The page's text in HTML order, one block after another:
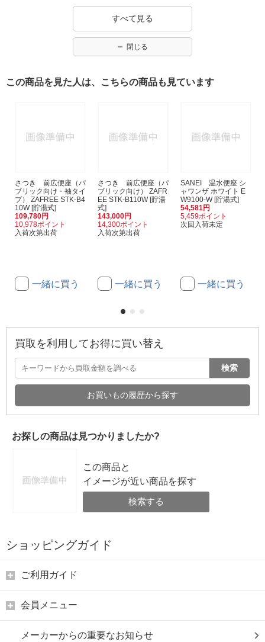
すべて見る
閉じる
この商品を見た人は、こちらの商品も見ています
さつき 前広便座（パ
ブリック向け・袖タイ
プ） ZAFREE STK-B4
10W [貯湯式]
109,780円
10,978ポイント
入荷次第出荷
一緒に買う
さつき 前広便座（パ
ブリック向け） ZAFR
EE STK-B110W [貯湯
式]
143,000円
14,300ポイント
入荷次第出荷
一緒に買う
SANEI 温水便座 シ
ャワンザ ホワイト E
W9100-W [貯湯式]
54,581円
5,459ポイント
次回入荷未定
一緒に買う
買取を利用してお得に買い替え
検索
お買いもの履歴から探す
お探しの商品は見つかりましたか?
この商品と
イメージが近い商品を探す
検索する
ショッピングガイド
ご利用ガイド
会員メニュー
メーカーからの重要なお知らせ